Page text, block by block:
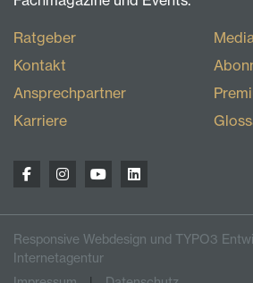
Ratgeber
Kontakt
Ansprechpartner
Karriere
Responsive Webdesign und TYPO3
Internetagentur